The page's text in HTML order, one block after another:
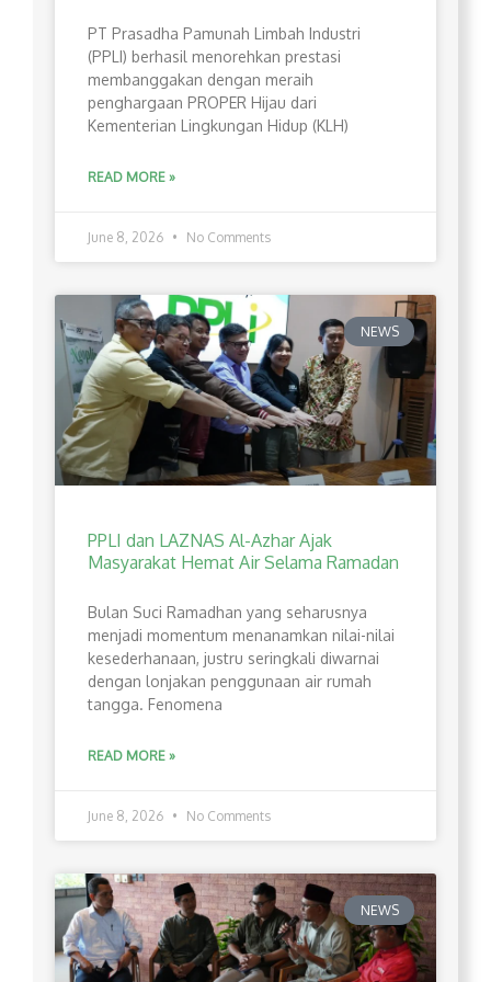
PT Prasadha Pamunah Limbah Industri
(PPLI) berhasil menorehkan prestasi
membanggakan dengan meraih
penghargaan PROPER Hijau dari
Kementerian Lingkungan Hidup (KLH)
READ MORE »
June 8, 2026 No Comments
NEWS
PPLI dan LAZNAS Al-Azhar Ajak
Masyarakat Hemat Air Selama Ramadan
Bulan Suci Ramadhan yang seharusnya
menjadi momentum menanamkan nilai-nilai
kesederhanaan, justru seringkali diwarnai
dengan lonjakan penggunaan air rumah
tangga. Fenomena
READ MORE »
June 8, 2026 No Comments
NEWS